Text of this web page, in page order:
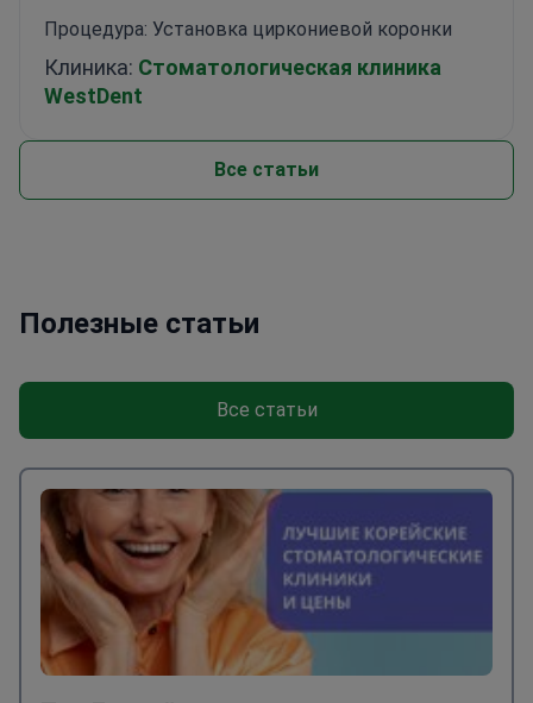
Процедура: Установка циркониевой коронки
Клиника: Стоматологическая клиника
WestDent
Все статьи
Полезные статьи
Все статьи